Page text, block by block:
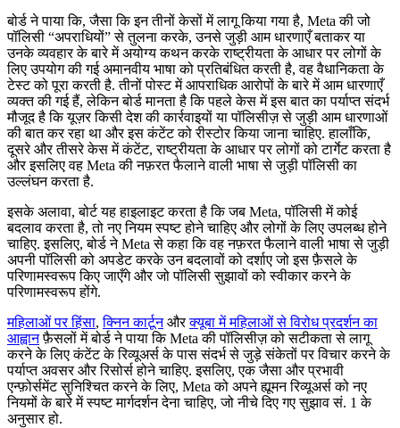
बोर्ड ने पाया कि, जैसा कि इन तीनों केसों में लागू किया गया है, Meta की जो
पॉलिसी “अपराधियों” से तुलना करके, उनसे जुड़ी आम धारणाएँ बताकर या
उनके व्यवहार के बारे में अयोग्य कथन करके राष्ट्रीयता के आधार पर लोगों के
लिए उपयोग की गई अमानवीय भाषा को प्रतिबंधित करती है, वह वैधानिकता के
टेस्ट को पूरा करती है. तीनों पोस्ट में आपराधिक आरोपों के बारे में आम धारणाएँ
व्यक्त की गई हैं, लेकिन बोर्ड मानता है कि पहले केस में इस बात का पर्याप्त संदर्भ
मौजूद है कि यूज़र किसी देश की कार्रवाइयों या पॉलिसीज़ से जुड़ी आम धारणाओं
की बात कर रहा था और इस कंटेंट को रीस्टोर किया जाना चाहिए. हालाँकि,
दूसरे और तीसरे केस में कंटेंट, राष्ट्रीयता के आधार पर लोगों को टार्गेट करता है
और इसलिए वह Meta की नफ़रत फैलाने वाली भाषा से जुड़ी पॉलिसी का
उल्लंघन करता है.
इसके अलावा, बोर्ट यह हाइलाइट करता है कि जब Meta, पॉलिसी में कोई
बदलाव करता है, तो नए नियम स्पष्ट होने चाहिए और लोगों के लिए उपलब्ध होने
चाहिए. इसलिए, बोर्ड ने Meta से कहा कि वह नफ़रत फैलाने वाली भाषा से जुड़ी
अपनी पॉलिसी को अपडेट करके उन बदलावों को दर्शाए जो इस फ़ैसले के
परिणामस्वरूप किए जाएँगे और जो पॉलिसी सुझावों को स्वीकार करने के
परिणामस्वरूप होंगे.
महिलाओं पर हिंसा,क्निन कार्टूनऔरक्यूबा में महिलाओं से विरोध प्रदर्शन का
आह्वानफ़ैसलों में बोर्ड ने पाया कि Meta की पॉलिसीज़ को सटीकता से लागू
करने के लिए कंटेंट के रिव्यूअर्स के पास संदर्भ से जुड़े संकेतों पर विचार करने के
पर्याप्त अवसर और रिसोर्स होने चाहिए. इसलिए, एक जैसा और प्रभावी
एन्फ़ोर्समेंट सुनिश्चित करने के लिए, Meta को अपने ह्यूमन रिव्यूअर्स को नए
नियमों के बारे में स्पष्ट मार्गदर्शन देना चाहिए, जो नीचे दिए गए सुझाव सं. 1 के
अनुसार हो.